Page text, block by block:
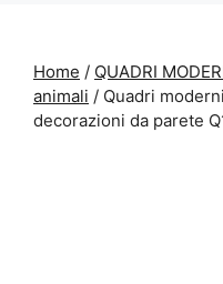
Home / QUADRI
animali / Quadri
decorazioni da parete